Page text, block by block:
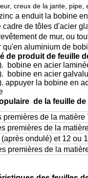
creux de la jante, pipe,
a enduit la bobine
cadre de tôles d'acier
de mur, ou
qu'en aluminium de
de produit de feuille
bobine en acier
bobine en acier
appuyer la bobine en
de la feuille
premières de la
premières de la
ondulé) et 12 ou
premières de la